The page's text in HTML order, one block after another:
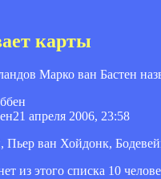
карты
Марко ван Бастен
21 апреля 2006, 23:58
ван Хойдонк,
из этого списка 10